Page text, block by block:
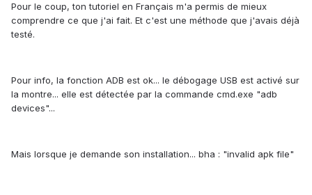
Pour le coup, ton tutoriel en Français m'a permis de mieux
comprendre ce que j'ai fait. Et c'est une méthode que j'avais déjà
testé.
Pour info, la fonction ADB est ok... le débogage USB est activé sur
la montre... elle est détectée par la commande cmd.exe "adb
devices"...
Mais lorsque je demande son installation... bha : "invalid apk file"